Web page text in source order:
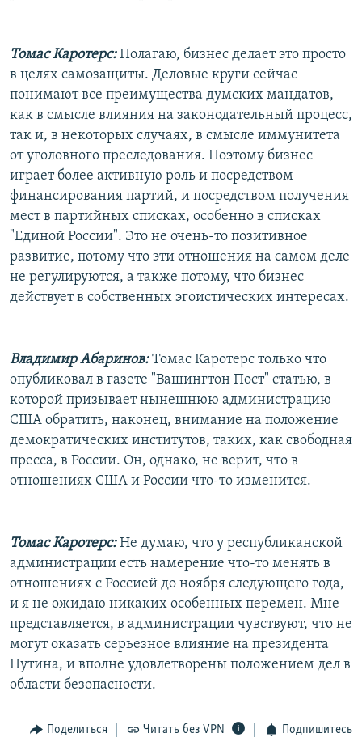
Томас Каротерс:Полагаю, бизнес делает это просто
в целях самозащиты. Деловые круги сейчас
понимают все преимущества думских мандатов,
как в смысле влияния на законодательный процесс,
так и, в некоторых случаях, в смысле иммунитета
от уголовного преследования. Поэтому бизнес
играет более активную роль и посредством
финансирования партий, и посредством получения
мест в партийных списках, особенно в списках
"Единой России". Это не очень-то позитивное
развитие, потому что эти отношения на самом деле
не регулируются, а также потому, что бизнес
действует в собственных эгоистических интересах.
Владимир Абаринов:Томас Каротерс только что
опубликовал в газете "Вашингтон Пост" статью, в
которой призывает нынешнюю администрацию
США обратить, наконец, внимание на положение
демократических институтов, таких, как свободная
пресса, в России. Он, однако, не верит, что в
отношениях США и России что-то изменится.
Томас Каротерс:Не думаю, что у республиканской
администрации есть намерение что-то менять в
отношениях с Россией до ноября следующего года,
и я не ожидаю никаких особенных перемен. Мне
представляется, в администрации чувствуют, что не
могут оказать серьезное влияние на президента
Путина, и вполне удовлетворены положением дел в
области безопасности.
Поделиться Читать без VPN Подпишитесь